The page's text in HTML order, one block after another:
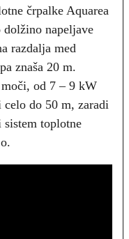
črpalke Aquarea
napeljave
razdalja med
znaša 20 m.
od 7 – 9 kW
celo do 50 m, zaradi
toplotne